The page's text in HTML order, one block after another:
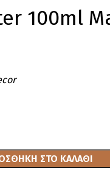
100ml
ΣΤΟ ΚΑΛΆΘΙ